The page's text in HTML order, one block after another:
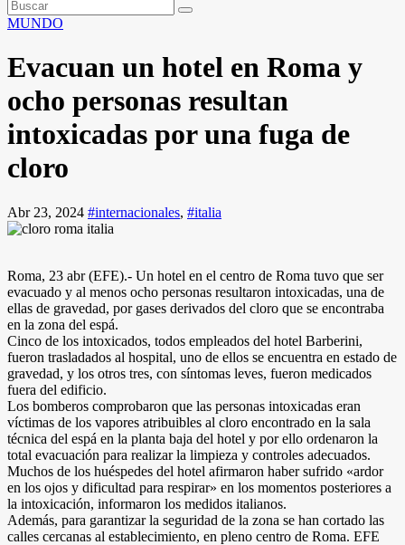
MUNDO
Evacuan un hotel en Roma y
ocho personas resultan
intoxicadas por una fuga de
cloro
Abr 23, 2024 #internacionales, #italia
Roma, 23 abr (EFE).- Un hotel en el centro de Roma tuvo que ser
evacuado y al menos ocho personas resultaron intoxicadas, una de
ellas de gravedad, por gases derivados del cloro que se encontraba
en la zona del espá.
Cinco de los intoxicados, todos empleados del hotel Barberini,
fueron trasladados al hospital, uno de ellos se encuentra en estado de
gravedad, y los otros tres, con síntomas leves, fueron medicados
fuera del edificio.
Los bomberos comprobaron que las personas intoxicadas eran
víctimas de los vapores atribuibles al cloro encontrado en la sala
técnica del espá en la planta baja del hotel y por ello ordenaron la
total evacuación para realizar la limpieza y controles adecuados.
Muchos de los huéspedes del hotel afirmaron haber sufrido «ardor
en los ojos y dificultad para respirar» en los momentos posteriores a
la intoxicación, informaron los medidos italianos.
Además, para garantizar la seguridad de la zona se han cortado las
calles cercanas al establecimiento, en pleno centro de Roma. EFE